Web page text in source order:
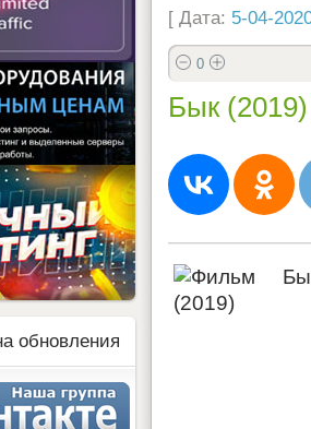
[ Дата: 5-04-
0
Бык
обновления